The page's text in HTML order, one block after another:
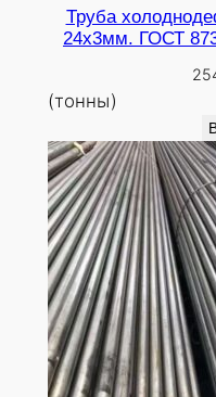
Труба
24х3мм. ГОСТ
(тонны)